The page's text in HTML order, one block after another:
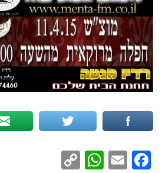
Facebook
Email
WhatsApp